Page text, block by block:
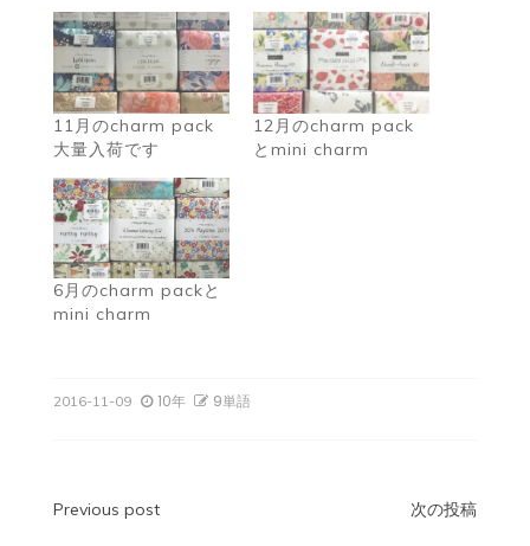
11月のcharm pack
大量入荷です
12月のcharm pack
とmini charm
6月のcharm packと
mini charm
2016-11-09 10年 9単語
投
Previous post 次の投稿